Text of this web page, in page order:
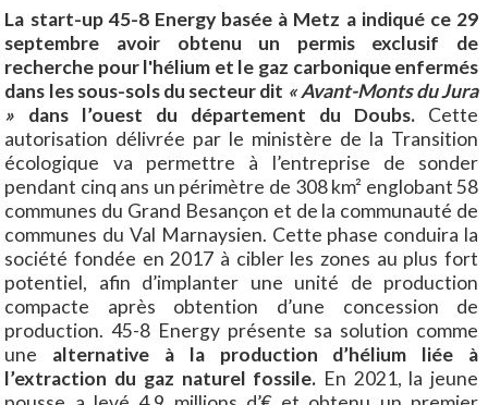
La start-up 45-8 Energy basée à Metz a indiqué ce 29
septembre avoir obtenu un permis exclusif de
recherche pour l'hélium et le gaz carbonique enfermés
dans les sous-sols du secteur dit « Avant-Monts du Jura
» dans l’ouest du département du Doubs.Cette
autorisation délivrée par le ministère de la Transition
écologique va permettre à l’entreprise de sonder
pendant cinq ans un périmètre de 308 km² englobant 58
communes du Grand Besançon et de la communauté de
communes du Val Marnaysien. Cette phase conduira la
société fondée en 2017 à cibler les zones au plus fort
potentiel, afin d’implanter une unité de production
compacte après obtention d’une concession de
production. 45-8 Energy présente sa solution comme
une alternative à la production d’hélium liée à
l’extraction du gaz naturel fossile. En 2021, la jeune